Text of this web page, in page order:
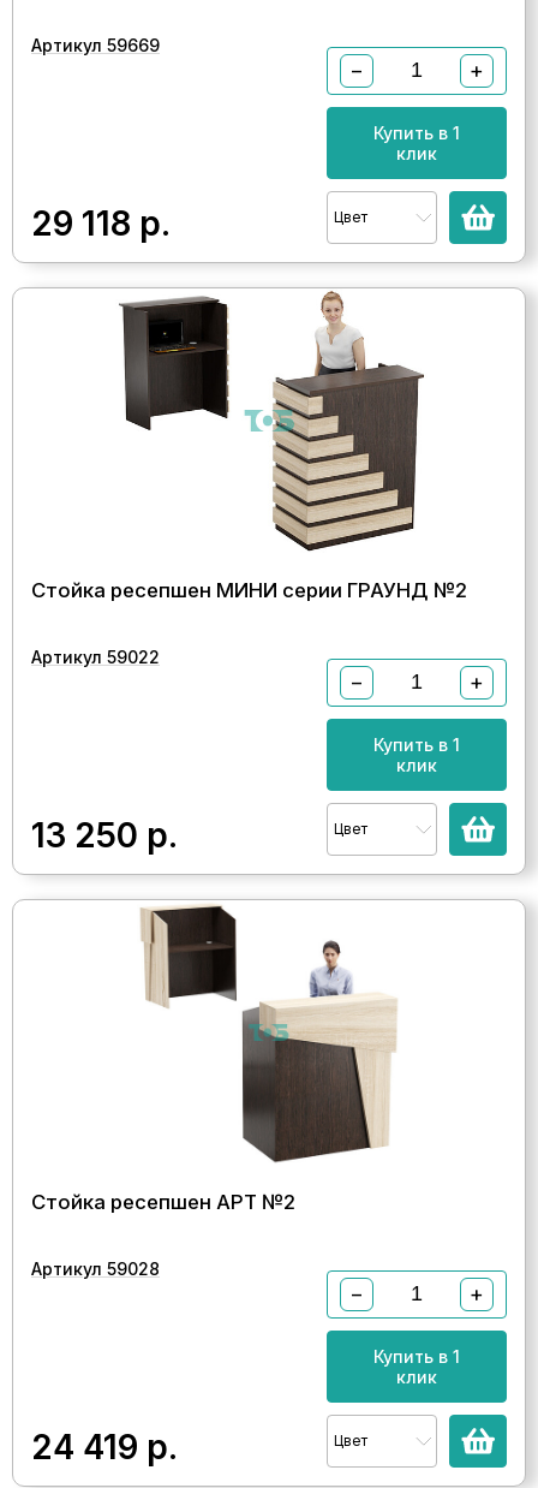
Артикул 59669
29 118 р.
− +
Купить в 1
клик
Цвет
Стойка ресепшен МИНИ серии ГРАУНД №2
Артикул 59022
13 250 р.
− +
Купить в 1
клик
Цвет
Стойка ресепшен АРТ №2
Артикул 59028
24 419 р.
− +
Купить в 1
клик
Цвет